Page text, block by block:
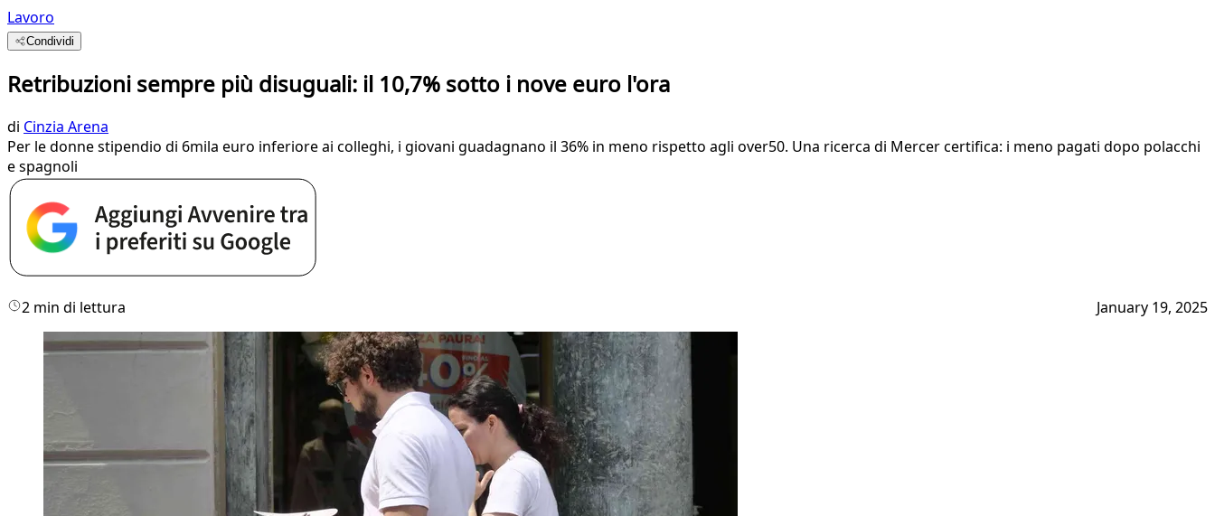
Lavoro
Condividi
Retribuzioni sempre più disuguali: il 10,7% sotto i nove euro l'ora
di Cinzia Arena
Per le donne stipendio di 6mila euro inferiore ai colleghi, i giovani guadagnano il 36% in meno rispetto agli over50. Una ricerca di Mercer certifica: i meno pagati dopo polacchi
e spagnoli
2 min di lettura January 19, 2025